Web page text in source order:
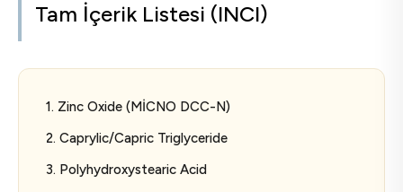
Tam İçerik Listesi (INCI)
1. Zinc Oxide (MİCNO DCC-N)
2. Caprylic/Capric Triglyceride
3. Polyhydroxystearic Acid